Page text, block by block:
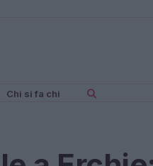
Chi si fa chi